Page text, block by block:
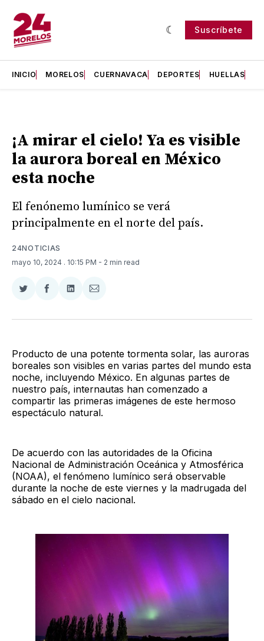
Suscríbete
INICIO MORELOS CUERNAVACA DEPORTES HUELLAS
¡A mirar el cielo! Ya es visible
la aurora boreal en México
esta noche
El fenónemo lumínico se verá
principalmente en el norte del país.
24NOTICIAS
mayo 10, 2024 . 10:15 PM - 2 min read
Compartir
Twitter
Compartir
Facebook
Compartir
LinkedIn
Compartir
Email
Producto de una potente tormenta solar, las auroras
boreales son visibles en varias partes del mundo esta
noche, incluyendo México. En algunas partes de
nuestro país, internautas han comenzado a
compartir las primeras imágenes de este hermoso
espectáculo natural.
De acuerdo con las autoridades de la Oficina
Nacional de Administración Oceánica y Atmosférica
(NOAA), el fenómeno lumínico será observable
durante la noche de este viernes y la madrugada del
sábado en el cielo nacional.